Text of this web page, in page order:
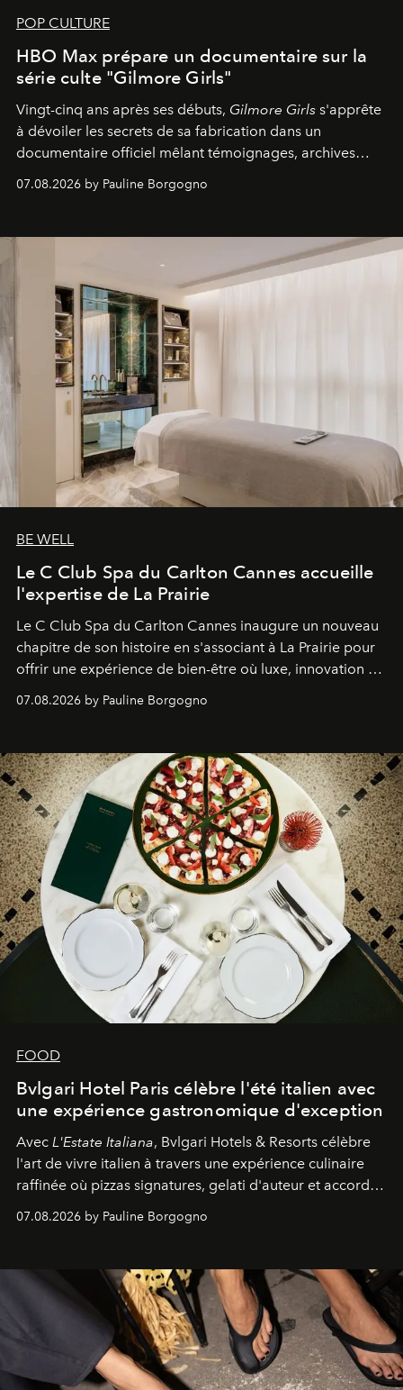
POP CULTURE
HBO Max prépare un documentaire sur la
série culte "Gilmore Girls"
Vingt-cinq ans après ses débuts, Gilmore Girls s'apprête
à dévoiler les secrets de sa fabrication dans un
documentaire officiel mêlant témoignages, archives
générationnel.
07.08.2026 by Pauline Borgogno
BE WELL
Le C Club Spa du Carlton Cannes accueille
l'expertise de La Prairie
Le C Club Spa du Carlton Cannes inaugure un nouveau
chapitre de son histoire en s'associant à La Prairie pour
offrir une expérience de bien-être où luxe, innovation et
07.08.2026 by Pauline Borgogno
FOOD
Bvlgari Hotel Paris célèbre l'été italien avec
une expérience gastronomique d'exception
Avec L'Estate Italiana, Bvlgari Hotels & Resorts célèbre
l'art de vivre italien à travers une expérience culinaire
raffinée où pizzas signatures, gelati d'auteur et accords
07.08.2026 by Pauline Borgogno